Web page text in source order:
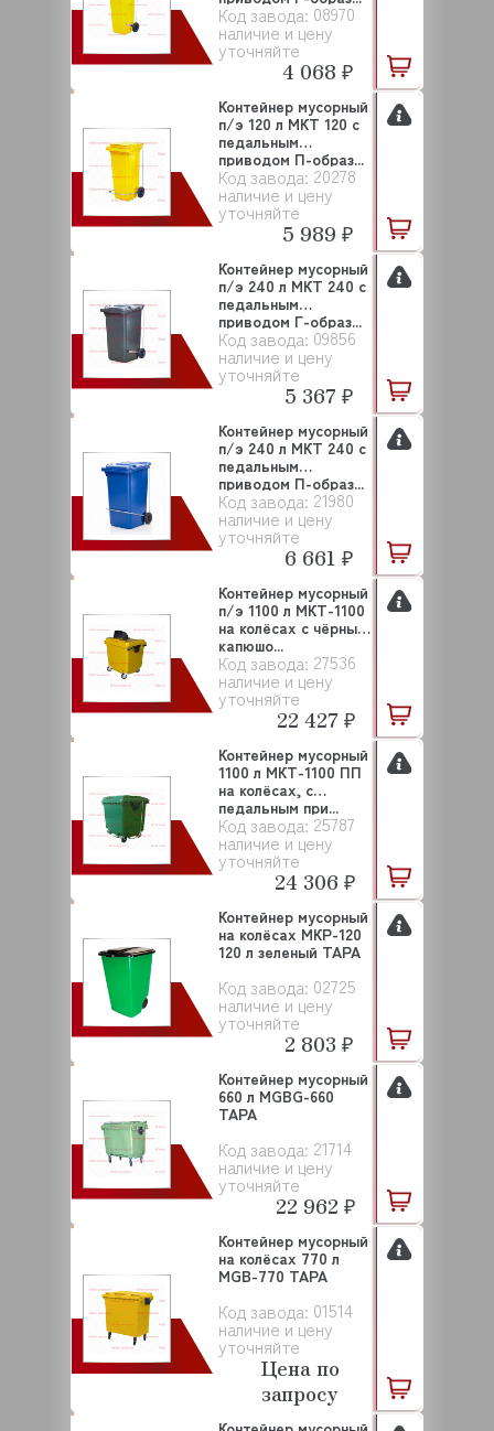
Код завода: 08970
наличие и цену
уточняйте
4 068 ₽
Код завода: 20278
наличие и цену
уточняйте
Контейнер мусорный
п/э 120 л МКТ 120 с
педальным
приводом П-образ...
5 989 ₽
Код завода: 09856
наличие и цену
уточняйте
Контейнер мусорный
п/э 240 л МКТ 240 с
педальным
приводом Г-образ...
5 367 ₽
Код завода: 21980
наличие и цену
уточняйте
Контейнер мусорный
п/э 240 л МКТ 240 с
педальным
приводом П-образ...
6 661 ₽
Код завода: 27536
наличие и цену
уточняйте
Контейнер мусорный
п/э 1100 л МКТ-1100
на колёсах с чёрным
капюшо...
22 427 ₽
Код завода: 25787
наличие и цену
уточняйте
Контейнер мусорный
1100 л МКТ-1100 ПП
на колёсах, с
педальным при...
24 306 ₽
Код завода: 02725
наличие и цену
уточняйте
Контейнер мусорный
на колёсах МКР-120
120 л зеленый ТАРА
2 803 ₽
Код завода: 21714
наличие и цену
уточняйте
Контейнер мусорный
660 л MGBG-660
ТАРА
22 962 ₽
Код завода: 01514
наличие и цену
уточняйте
Контейнер мусорный
на колёсах 770 л
MGB-770 ТАРА
Цена по
запросу